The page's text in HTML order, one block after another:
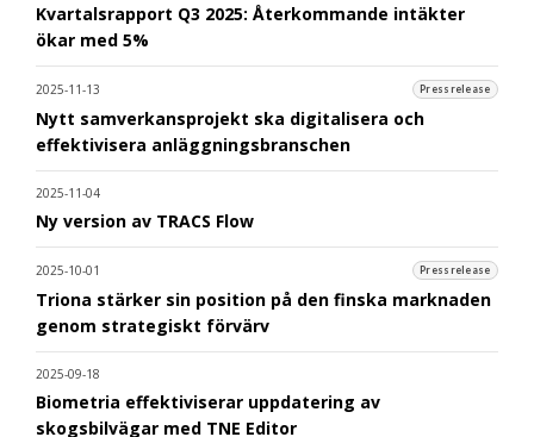
Kvartalsrapport Q3 2025: Återkommande intäkter
ökar med 5%
2025-11-13 Pressrelease
Nytt samverkansprojekt ska digitalisera och
effektivisera anläggningsbranschen
2025-11-04
Ny version av TRACS Flow
2025-10-01 Pressrelease
Triona stärker sin position på den finska marknaden
genom strategiskt förvärv
2025-09-18
Biometria effektiviserar uppdatering av
skogsbilvägar med TNE Editor